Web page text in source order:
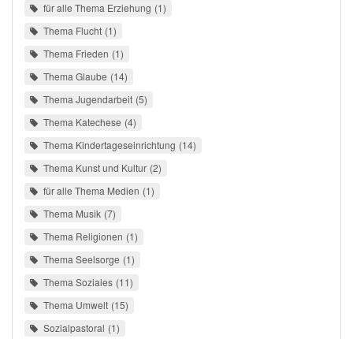
für alle Thema Erziehung 1
Thema Flucht 1
Thema Frieden 1
Thema Glaube 14
Thema Jugendarbeit 5
Thema Katechese 4
Thema Kindertageseinrichtung 14
Thema Kunst und Kultur 2
für alle Thema Medien 1
Thema Musik 7
Thema Religionen 1
Thema Seelsorge 1
Thema Soziales 11
Thema Umwelt 15
Sozialpastoral 1